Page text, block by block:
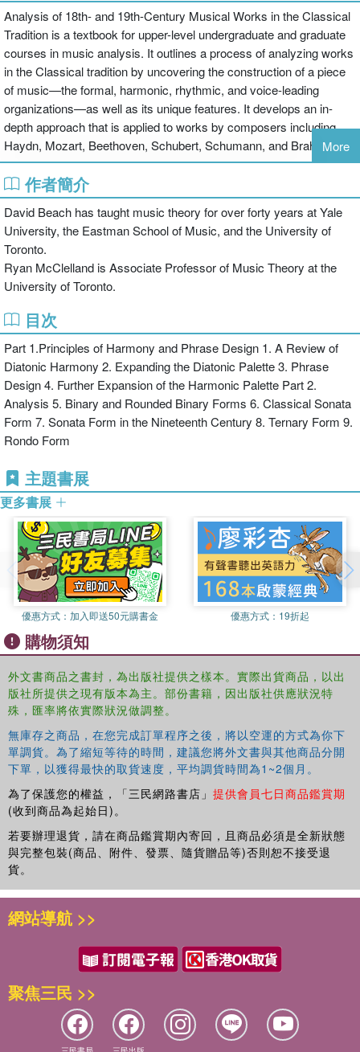
Analysis of 18th- and 19th-Century Musical Works in the Classical
Tradition is a textbook for upper-level undergraduate and graduate
courses in music analysis. It outlines a process of analyzing works
in the Classical tradition by uncovering the construction of a piece
of music—the formal, harmonic, rhythmic, and voice-leading
organizations—as well as its unique features. It develops an in-
depth approach that is applied to works by composers including
Haydn, Mozart, Beethoven, Schubert, Schumann, and Brahms.
The book begins with foundational chapters in music theory,
starting with basic diatonic harmony and progressing rapidly to
more advanced topics, such as phrase design, phrase expansion,
and chromatic harmony. The second part contains analyses of
complete musical works and movements. The text features over
150 musical examples, including numerous complete annotated
scores. Suggested assignments at the end of each chapter guide
students in their own musical analysis.
More
作者簡介
David Beach has taught music theory for over forty years at Yale
University, the Eastman School of Music, and the University of
Toronto.
Ryan McClelland is Associate Professor of Music Theory at the
University of Toronto.
目次
Part 1.Principles of Harmony and Phrase Design 1. A Review of
Diatonic Harmony 2. Expanding the Diatonic Palette 3. Phrase
Design 4. Further Expansion of the Harmonic Palette Part 2.
Analysis 5. Binary and Rounded Binary Forms 6. Classical Sonata
Form 7. Sonata Form in the Nineteenth Century 8. Ternary Form 9.
Rondo Form
主題書展
更多書展
優惠方式： 加入即送50元購書金 優惠方式： 19折起
購物須知
外文書商品之書封，為出版社提供之樣本。實際出貨商品，以出
版社所提供之現有版本為主。部份書籍，因出版社供應狀況特
殊，匯率將依實際狀況做調整。
無庫存之商品，在您完成訂單程序之後，將以空運的方式為你下
單調貨。為了縮短等待的時間，建議您將外文書與其他商品分開
下單，以獲得最快的取貨速度，平均調貨時間為1~2個月。
為了保護您的權益，「三民網路書店」 提供會員七日商品鑑賞期
(收到商品為起始日)。
若要辦理退貨，請在商品鑑賞期內寄回，且商品必須是全新狀態
與完整包裝(商品、附件、發票、隨貨贈品等)否則恕不接受退
貨。
網站導航 >>
聚焦三民 >>